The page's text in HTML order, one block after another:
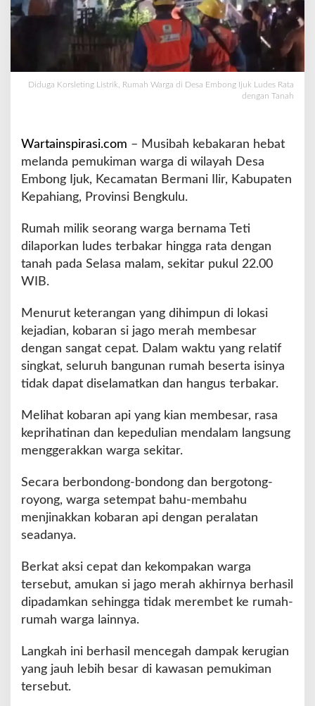
s
t
r
k
W
a
r
g
i
D
e
m
b
o
n
I
u
k
L
e
s
R
d
e
n
T
a
Diduga Korsleting Listrik, Rumah Warga di Desa Embong Ijuk Ludes Rata
dengan Tanah
Wartainspirasi.com – Musibah kebakaran hebat
melanda pemukiman warga di wilayah Desa
Embong Ijuk, Kecamatan Bermani Ilir, Kabupaten
Kepahiang, Provinsi Bengkulu.
Rumah milik seorang warga bernama Teti
dilaporkan ludes terbakar hingga rata dengan
tanah pada Selasa malam, sekitar pukul 22.00
WIB.
Menurut keterangan yang dihimpun di lokasi
kejadian, kobaran si jago merah membesar
dengan sangat cepat. Dalam waktu yang relatif
singkat, seluruh bangunan rumah beserta isinya
tidak dapat diselamatkan dan hangus terbakar.
Melihat kobaran api yang kian membesar, rasa
keprihatinan dan kepedulian mendalam langsung
menggerakkan warga sekitar.
Secara berbondong-bondong dan bergotong-
royong, warga setempat bahu-membahu
menjinakkan kobaran api dengan peralatan
seadanya.
Berkat aksi cepat dan kekompakan warga
tersebut, amukan si jago merah akhirnya berhasil
dipadamkan sehingga tidak merembet ke rumah-
rumah warga lainnya.
Langkah ini berhasil mencegah dampak kerugian
yang jauh lebih besar di kawasan pemukiman
tersebut.